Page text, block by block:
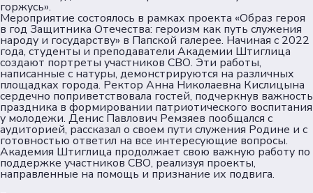
горжусь».
Мероприятие состоялось в рамках проекта «Образ героя
в год Защитника Отечества: героизм как путь служения
народу и государству» в Папской галерее. Начиная с 2022
года, студенты и преподаватели Академии Штиглица
создают портреты участников СВО. Эти работы,
написанные с натуры, демонстрируются на различных
площадках города. Ректор Анна Николаевна Кислицына
сердечно поприветствовала гостей, подчеркнув важность
праздника в формировании патриотического воспитания
у молодежи. Денис Павлович Ремзяев пообщался с
аудиторией, рассказал о своем пути служения Родине и с
готовностью ответил на все интересующие вопросы.
Академия Штиглица продолжает свою важную работу по
поддержке участников СВО, реализуя проекты,
направленные на помощь и признание их подвига.